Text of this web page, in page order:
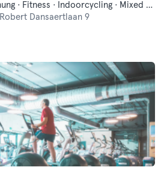
Crosstraining · Entspannung · Fitness · Indoorcycling · Mixed Martial Arts · Pilates · Tanzen
Robert Dansaertlaan 9